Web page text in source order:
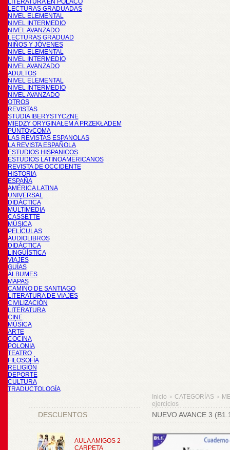
LITERATURA EN POLACO
LECTURAS GRADUADAS
NIVEL ELEMENTAL
NIVEL INTERMEDIO
NIVEL AVANZADO
LECTURAS GRADUAD
NIÑOS Y JÓVENES
NIVEL ELEMENTAL
NIVEL INTERMEDIO
NIVEL AVANZADO
ADULTOS
NIVEL ELEMENTAL
NIVEL INTERMEDIO
NIVEL AVANZADO
OTROS
REVISTAS
STUDIA IBERYSTYCZNE
MIĘDZY ORYGINAŁEM A PRZEKŁADEM
PUNTOyCOMA
LAS REVISTAS ESPANOLAS
LA REVISTA ESPAÑOLA
ESTUDIOS HISPANICOS
ESTUDIOS LATINOAMERICANOS
REVISTA DE OCCIDENTE
HISTORIA
ESPAÑA
AMÉRICA LATINA
UNIVERSAL
DIDÁCTICA
MULTIMEDIA
CASSETTE
MÚSICA
PELÍCULAS
AUDIOLIBROS
DIDÁCTICA
LINGÜÍSTICA
VIAJES
GUÍAS
ÁLBUMES
MAPAS
CAMINO DE SANTIAGO
LITERATURA DE VIAJES
CIVILIZACIÓN
LITERATURA
CINE
MÚSICA
ARTE
COCINA
POLONIA
TEATRO
FILOSOFÍA
RELIGIÓN
DEPORTE
CULTURA
TRADUCTOLOGÍA
DESCUENTOS
AULA AMIGOS 2
CARPETA
Inicio > CATEGORÍAS >
ejercicios
NUEVO AVANCE 3